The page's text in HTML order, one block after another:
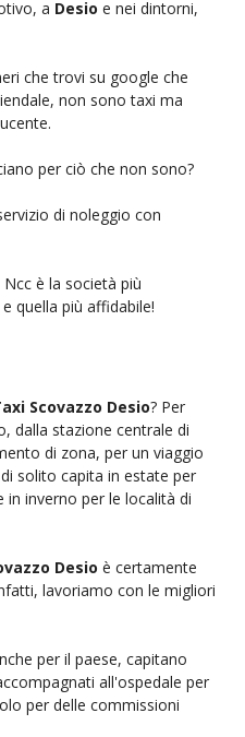
a Desio e nei dintorni,
che trovi su google che
non sono taxi ma
per ciò che non sono?
di noleggio con
Ncc è la società più
quella più affidabile!
Scovazzo Desio? Per
dalla stazione centrale di
di zona, per un viaggio
solito capita in estate per
in inverno per le località di
Desio è certamente
lavoriamo con le migliori
per il paese, capitano
all'ospedale per
per delle commissioni